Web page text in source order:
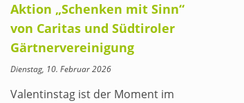
Aktion „Schenken mit Sinn“
von Caritas und Südtiroler
Gärtnervereinigung
Dienstag, 10. Februar 2026
Valentinstag ist der Moment im